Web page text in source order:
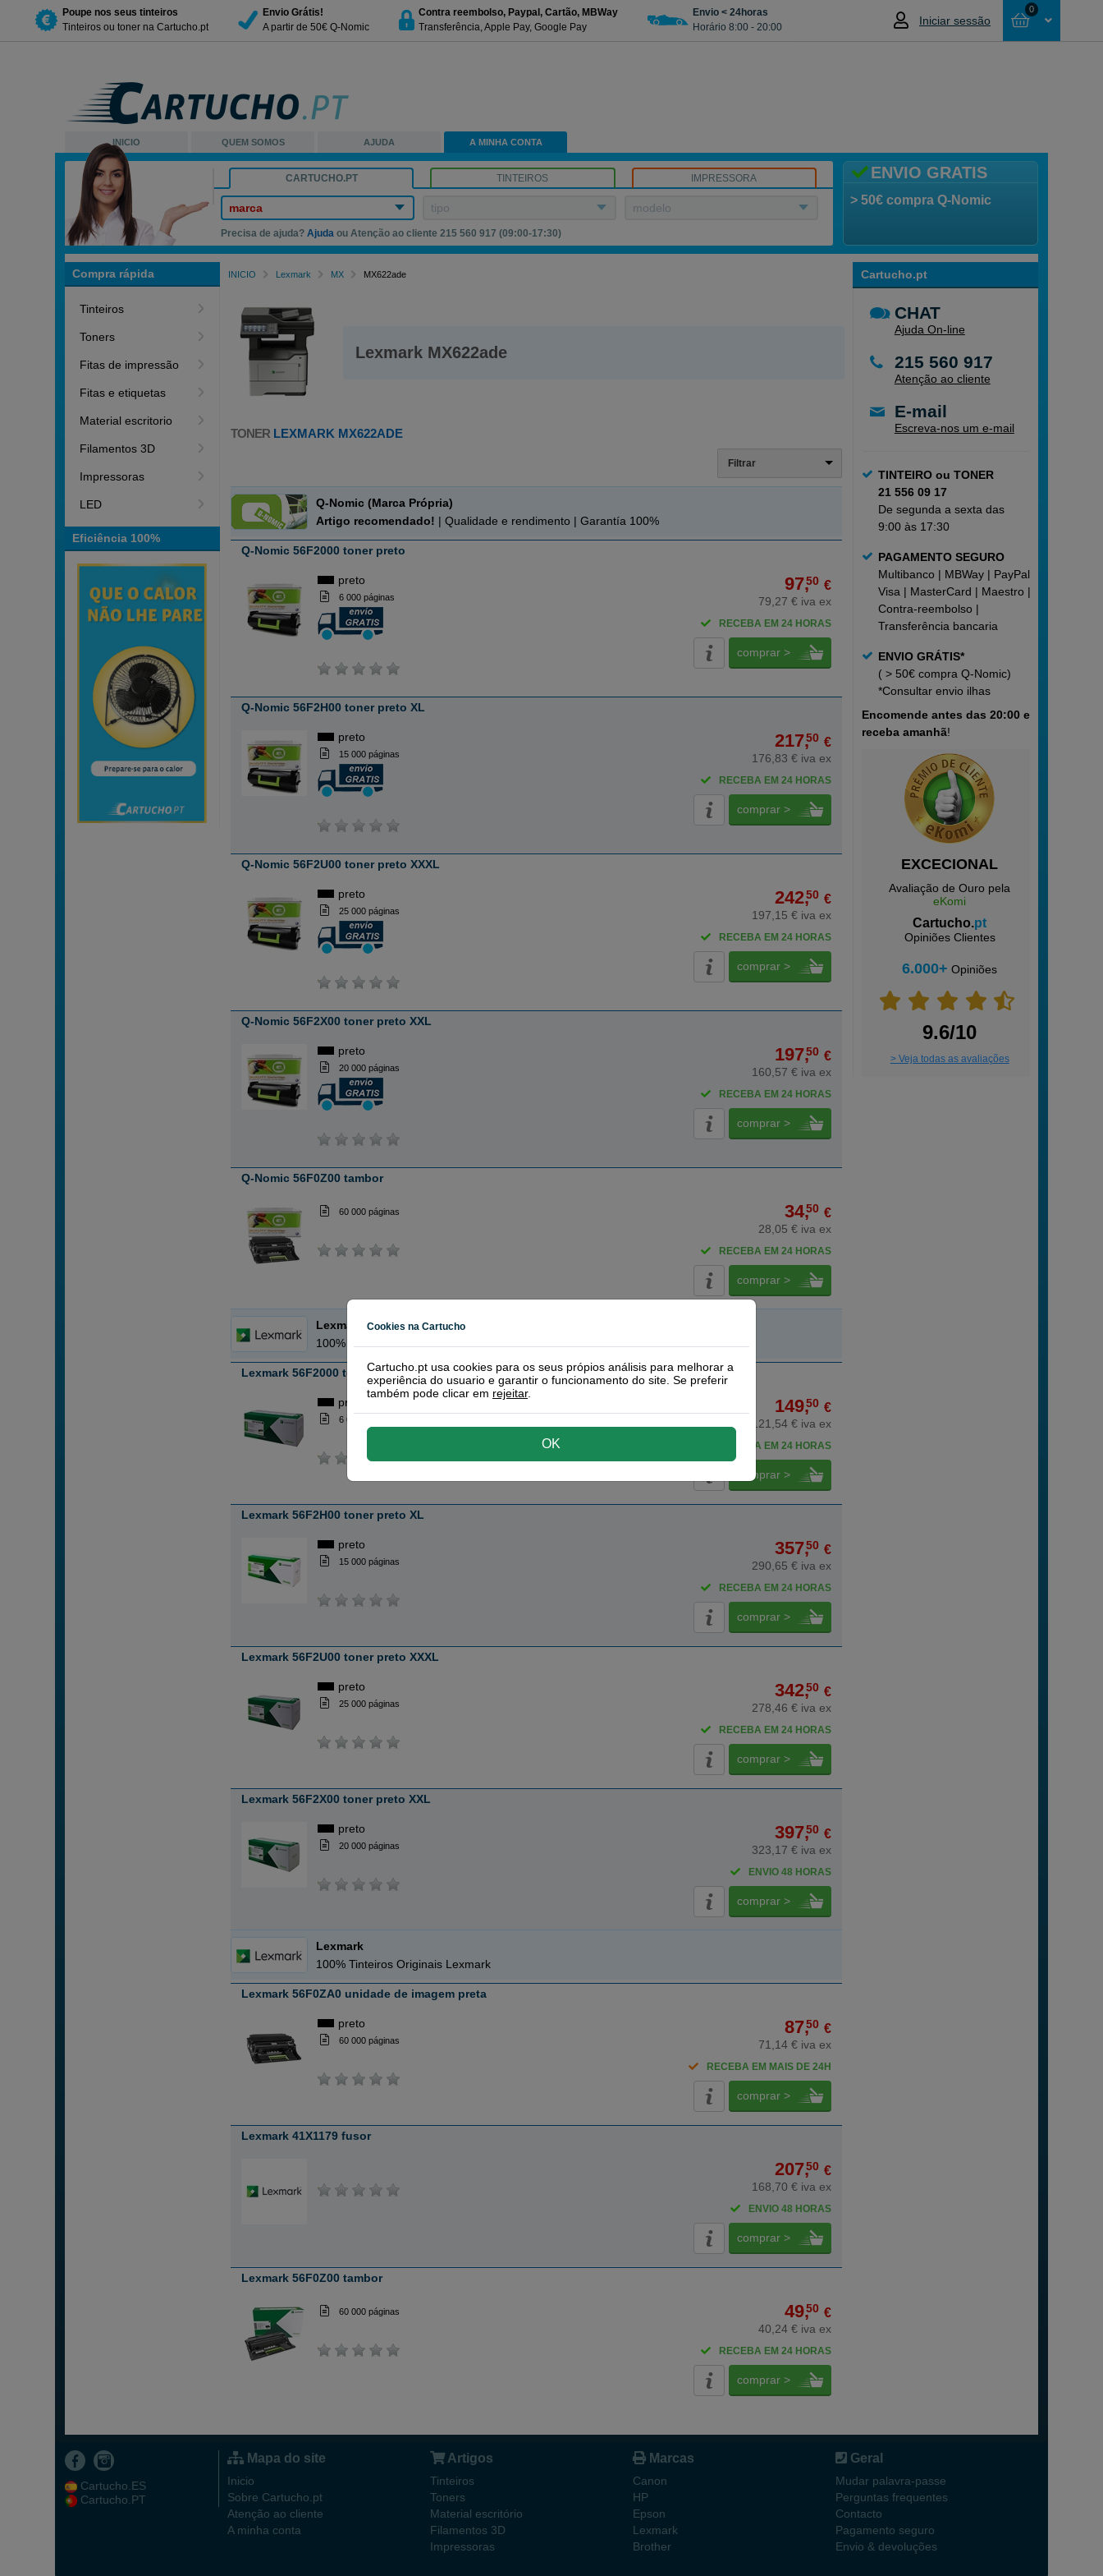
Poupe nos seus tinteiros
Tinteiros ou toner na Cartucho.pt
Envio Grátis!
A partir de 50€ Q-Nomic
Contra reembolso, Paypal, Cartão, MBWay
Transferência, Apple Pay, Google Pay
Envio < 24horas
Horário 8:00 - 20:00
Iniciar sessão
0
INICIO QUEM SOMOS AJUDA A MINHA CONTA
ENVIO GRATIS
> 50€ compra Q-Nomic
CARTUCHO.PT TINTEIROS IMPRESSORA
marca tipo modelo
Precisa de ajuda?Ajuda ou Atenção ao cliente 215 560 917 (09:00-17:30)
Compra rápida
Tinteiros
Toners
Fitas de impressão
Fitas e etiquetas
Material escritorio
Filamentos 3D
Impressoras
LED
Eficiência 100%
Cartucho.pt
CHAT
Ajuda On-line
215 560 917
Atenção ao cliente
E-mail
Escreva-nos um e-mail
TINTEIRO ou TONER
21 556 09 17
De segunda a sexta das
9:00 às 17:30
PAGAMENTO SEGURO
Multibanco | MBWay | PayPal |
Visa | MasterCard | Maestro |
Contra-reembolso |
Transferência bancaria
ENVIO GRÁTIS*
( > 50€ compra Q-Nomic)
*Consultarenvio ilhas
Encomende antes das 20:00 e
receba amanhã!
EXCECIONAL
Avaliação de Ouro pela
eKomi
Cartucho.pt
Opiniões Clientes
6.000+ Opiniões
9.6/10
> Veja todas as avaliações
INICIO Lexmark MX MX622ade
Lexmark MX622ade
TONER LEXMARK MX622ADE
Filtrar
Q-Nomic (Marca Própria)
Artigo recomendado! | Qualidade e rendimento | Garantía 100%
Q-Nomic 56F2000 toner preto
preto
6 000 páginas
97,50 €
79,27 € iva ex
RECEBA EM 24 HORAS
comprar >
Q-Nomic 56F2H00 toner preto XL
preto
15 000 páginas
217,50 €
176,83 € iva ex
RECEBA EM 24 HORAS
comprar >
Q-Nomic 56F2U00 toner preto XXXL
preto
25 000 páginas
242,50 €
197,15 € iva ex
RECEBA EM 24 HORAS
comprar >
Q-Nomic 56F2X00 toner preto XXL
preto
20 000 páginas
197,50 €
160,57 € iva ex
RECEBA EM 24 HORAS
comprar >
Q-Nomic 56F0Z00 tambor
60 000 páginas 34,50 €
28,05 € iva ex
RECEBA EM 24 HORAS
comprar >
Lexmark
100% Tinteiros Originais Lexmark
Lexmark 56F2000 toner preto
preto
6 000 páginas
149,50 €
121,54 € iva ex
RECEBA EM 24 HORAS
comprar >
Lexmark 56F2H00 toner preto XL
preto
15 000 páginas
357,50 €
290,65 € iva ex
RECEBA EM 24 HORAS
comprar >
Lexmark 56F2U00 toner preto XXXL
preto
25 000 páginas
342,50 €
278,46 € iva ex
RECEBA EM 24 HORAS
comprar >
Lexmark 56F2X00 toner preto XXL
preto
20 000 páginas
397,50 €
323,17 € iva ex
ENVIO 48 HORAS
comprar >
Lexmark
100% Tinteiros Originais Lexmark
Lexmark 56F0ZA0 unidade de imagem preta
preto
60 000 páginas
87,50 €
71,14 € iva ex
RECEBA EM MAIS DE 24H
comprar >
Lexmark 41X1179 fusor
207,50 €
168,70 € iva ex
ENVIO 48 HORAS
comprar >
Lexmark 56F0Z00 tambor
60 000 páginas 49,50 €
40,24 € iva ex
RECEBA EM 24 HORAS
comprar >
Cartucho.ES
Cartucho.PT
Mapa do site
Inicio
Sobre Cartucho.pt
Atenção ao cliente
A minha conta
Artigos
Tinteiros
Toners
Material escritório
Filamentos 3D
Impressoras
Marcas
Canon
HP
Epson
Lexmark
Brother
Geral
Mudar palavra-passe
Perguntas frequentes
Contacto
Pagamento seguro
Envio & devoluções
Cookies na Cartucho
Cartucho.pt usa cookies para os seus própios análisis para melhorar a
experiência do usuario e garantir o funcionamento do site. Se preferir
também pode clicar em rejeitar.
OK